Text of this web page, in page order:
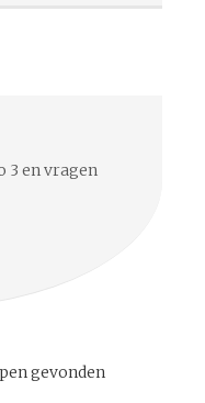
3 en vragen
gevonden